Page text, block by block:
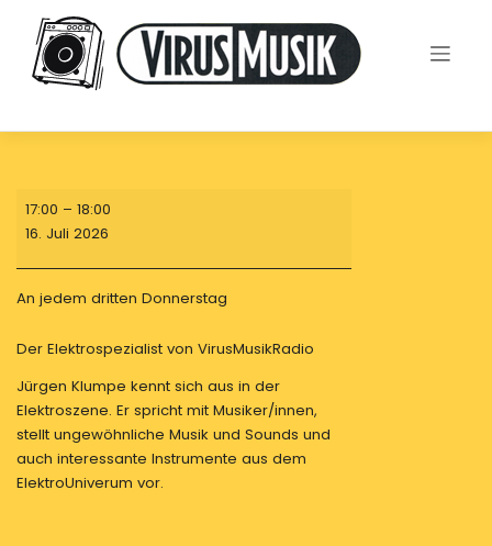
content
Homebase
17:00 – 18:00
16. Juli 2026
An jedem dritten Donnerstag
Der Elektrospezialist von VirusMusikRadio
Jürgen Klumpe kennt sich aus in der
Elektroszene. Er spricht mit Musiker/innen,
stellt ungewöhnliche Musik und Sounds und
auch interessante Instrumente aus dem
ElektroUniverum vor.